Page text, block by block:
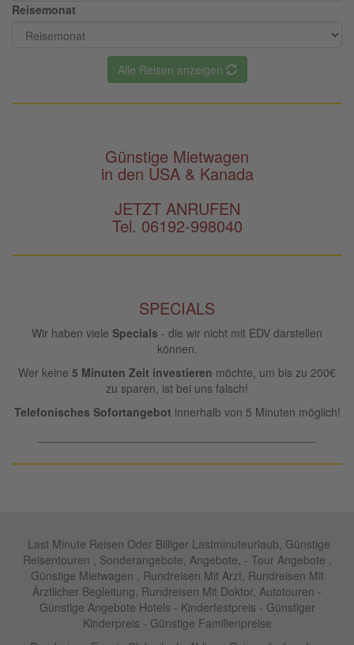
Reisemonat
Alle Reisen anzeigen
Günstige Mietwagen
in den USA & Kanada
JETZT ANRUFEN
Tel. 06192-998040
SPECIALS
Wir haben viele Specials - die wir nicht mit EDV darstellen
können.
Wer keine 5 Minuten Zeit investieren möchte, um bis zu 200€
zu sparen, ist bei uns falsch!
Telefonisches Sofortangebot innerhalb von 5 Minuten möglich!
Last Minute Reisen Oder Billiger Lastminuteurlaub, Günstige
Reisentouren , Sonderangebote, Angebote, - Tour Angebote ,
Günstige Mietwagen , Rundreisen Mit Arzt, Rundreisen Mit
Ärztlicher Begleitung, Rundreisen Mit Doktor, Autotouren -
Günstige Angebote Hotels - Kinderfestpreis - Günstiger
Kinderpreis - Günstige Familienpreise